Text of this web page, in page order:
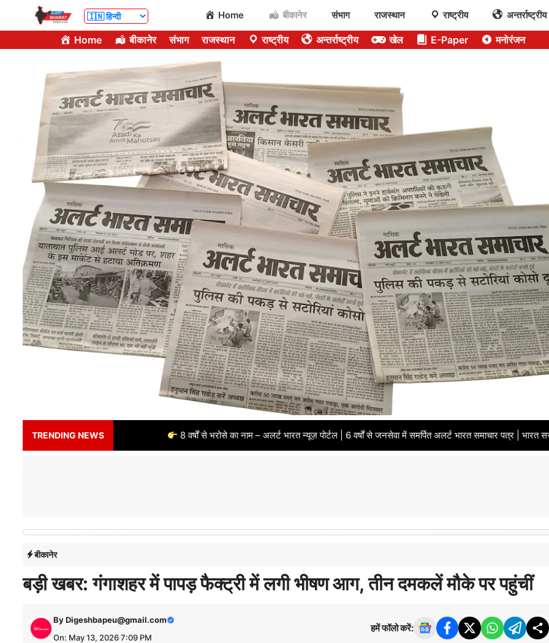
Home बीकानेर संभाग राजस्थान राष्ट्रीय अन्तर्राष्ट्रीय
Home बीकानेर संभाग राजस्थान राष्ट्रीय अन्तर्राष्ट्रीय खेल E-Paper मनोरंजन
TRENDING NEWS8 वर्षों से भरोसे का नाम – अलर्ट भारत न्यूज़ पोर्टल | 6 वर्षों से जनसेवा में समर्पित अलर्ट भारत समाचार पत्र | भारत सरकार से पंजीकृत
बीकानेर
बड़ी खबर: गंगाशहर में पापड़ फैक्ट्री में लगी भीषण आग, तीन दमकलें मौके पर पहुंचीं
ByDigeshbapeu@gmail.com
On: May 13, 2026 7:09 PM
हमें फॉलो करें: